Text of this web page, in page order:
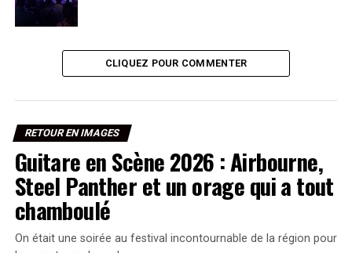
CLIQUEZ POUR COMMENTER
RETOUR EN IMAGES
Guitare en Scène 2026 : Airbourne,
Steel Panther et un orage qui a tout
chamboulé
On était une soirée au festival incontournable de la région pour